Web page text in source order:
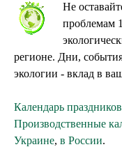
Не
проблемам
регионе. Дни,
экологии - вклад в
Календарь
Производственные
Украине, в России.